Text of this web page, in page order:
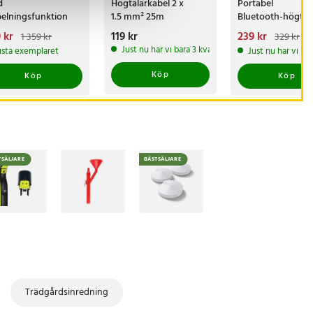
anslutning
pris:
Tidigare pris
kr
kr 1 359 kr
exemplaret
Köp
Högtalarkabel 2 x
1.5 mm² 25m
Pris :119 kr
119 kr
Just nu har vi bara 3 kvar av denna produkt
Köp
Portabel
Bluetooth-
4W
Nuvarande pris
239 krTidigare
329 kr
239 kr 329 kr
Just nu har vi
Köp
BÄSTSÄLJARE
Trädgårdsinredning